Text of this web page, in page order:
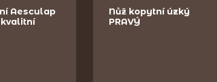
Aesculap
Nůž kopytní úzký
PRAVÝ